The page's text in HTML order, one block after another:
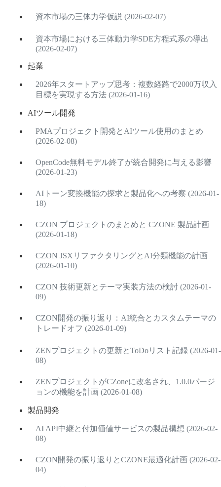
資本市場の三体力学仮説 (2026-02-07)
資本市場における三体動力学SDE方程式系の導出
(2026-02-07)
起業
2026年スタートアップ思考：複数経路で2000万収入
目標を実現する方法 (2026-01-16)
AIツール開発
PMAプロジェクト開発とAIツール使用のまとめ
(2026-02-08)
OpenCode無料モデル終了が統合開発に与える影響
(2026-01-23)
AIトーン変換機能の探求と製品化への考察 (2026-01-
18)
CZON プロジェクトのまとめと CZONE 製品計画
(2026-01-18)
CZON JSXリファクタリングとAI分類機能の計画
(2026-01-10)
CZON 技術更新とテーマ実装方法の検討 (2026-01-
09)
CZON開発の振り返り：AI統合とカスタムテーマの
トレードオフ (2026-01-09)
ZENプロジェクトの更新とToDoリスト記録 (2026-01-
08)
ZENプロジェクトがCZoneに改名され、1.0.0バージ
ョンの機能を計画 (2026-01-08)
製品開発
AI API中継と付加価値サービスの製品構想 (2026-02-
08)
CZON開発の振り返りとCZONE最適化計画 (2026-02-
04)